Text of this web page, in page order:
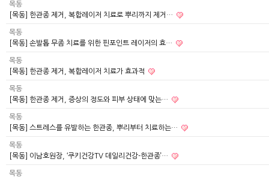
목동
[목동] 한관종 제거, 복합레이저 치료로 뿌리까지 제거…
목동
[목동] 손발톱 무좀 치료를 위한 핀포인트 레이저의 효…
목동
[목동] 한관종 제거, 복합레이저 치료가 효과적
목동
[목동] 한관종 제거, 증상의 정도와 피부 상태에 맞는…
목동
[목동] 스트레스를 유발하는 한관종, 뿌리부터 치료하는…
목동
[목동] 이남호원장, ‘쿠키건강TV 데일리건강-한관종’…
목동